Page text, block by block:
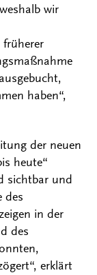
wir
früherer
haben“,
der neuen
heute“
sichtbar und
des
in der
des
erklärt